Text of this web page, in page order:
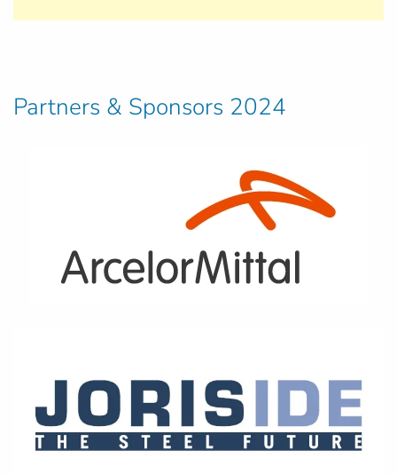
Partners & Sponsors 2024